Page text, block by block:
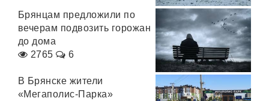
Брянцам предложили по
вечерам подвозить горожан
до дома
2765
6
В Брянске жители
«Мегаполис-Парка»